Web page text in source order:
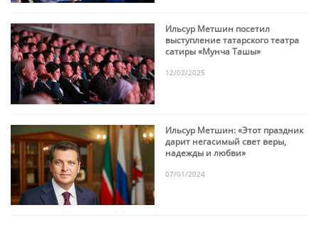
Ильсур Метшин посетил
выступление татарского театра
сатиры «Мунча Ташы»
12/02/2025
Ильсур Метшин: «Этот праздник
дарит негасимый свет веры,
надежды и любви»
07/01/2024